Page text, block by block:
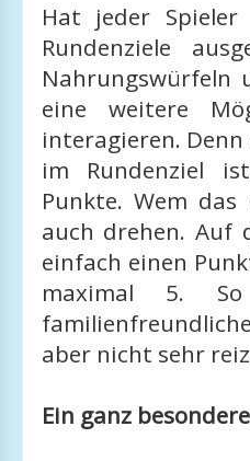
Hat jeder
Rundenziele
Nahrungswürfeln
eine weitere
interagieren.
im Rundenziel
Punkte. Wem
auch drehen. Auf
einfach einen
maximal 5.
aber nicht sehr
Ein ganz